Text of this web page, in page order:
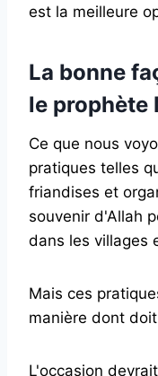
est la meilleure
La bonne
le prophète
Ce que nous
pratiques telles
friandises et
souvenir d'Allah
dans les villages
Mais ces
manière dont
L'occasion